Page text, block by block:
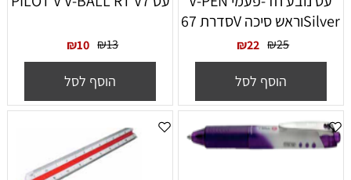
Silverוראש סיכה Vסדרת 67
₪25
₪22
הוסף לסל
₪13
₪10
הוסף לסל